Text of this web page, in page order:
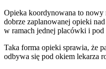
Opieka koordynowana to nowy
dobrze zaplanowanej opieki
w ramach jednej placówki i pod
Taka forma opieki sprawia, że
odbywa się pod okiem lekarza